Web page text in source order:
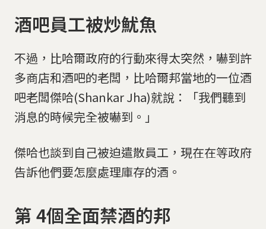
酒吧員工被炒魷魚
不過，比哈爾政府的行動來得太突然，嚇到許
多商店和酒吧的老闆，比哈爾邦當地的一位酒
吧老闆傑哈(Shankar Jha)就說：「我們聽到
消息的時候完全被嚇到。」
傑哈也談到自己被迫遣散員工，現在在等政府
告訴他們要怎麼處理庫存的酒。
第 4個全面禁酒的邦